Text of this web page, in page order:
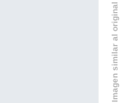
Imagen similar al original